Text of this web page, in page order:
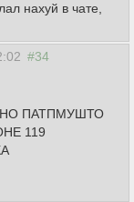
нахуй в чате,
#34
ПАТПМУШТО
119